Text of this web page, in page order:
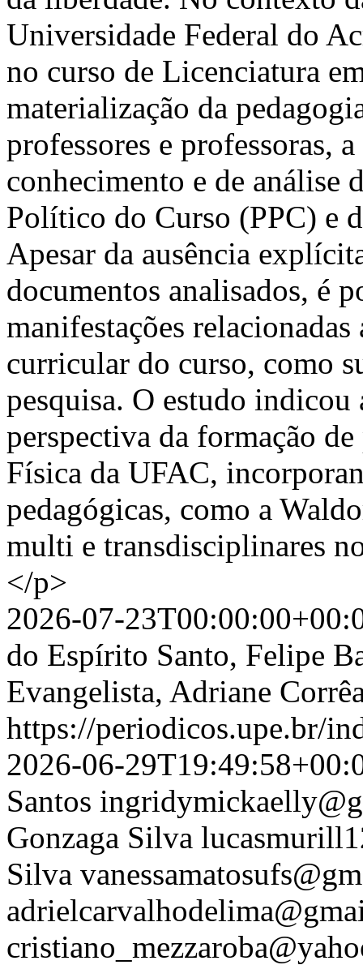
Universidade Federal do
no curso de Licenciatura
materialização da
professores e professoras,
conhecimento e de análise
Político do Curso (PPC) e
Apesar da ausência
documentos analisados, é
manifestações
curricular do curso, como
pesquisa. O estudo indicou
perspectiva da formação
Física da UFAC,
pedagógicas, como a
multi e transdisciplinares
</p>
2026-07-
do Espírito Santo, Felipe
Evangelista, Adriane
https://periodicos.upe.br/
2026-06-
Santos
Gonzaga Silva
Silva